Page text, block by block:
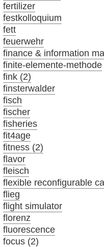
fertilizer
festkolloquium
fett
feuerwehr
finance & information
finite-elemente-methode
fink (2)
finsterwalder
fisch
fischer
fisheries
fit4age
fitness (2)
flavor
fleisch
flexible reconfigurable
flieg
flight simulator
florenz
fluorescence
focus (2)